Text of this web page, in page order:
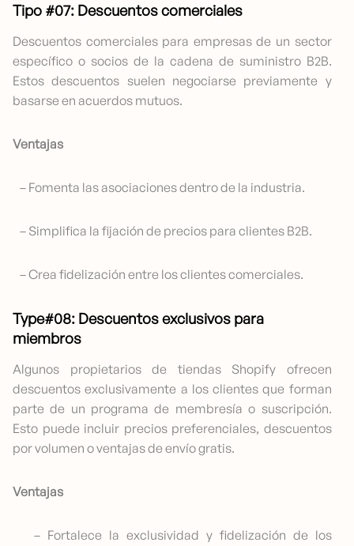
Tipo #07: Descuentos comerciales
Descuentos comerciales para empresas de un sector
específico o socios de la cadena de suministro B2B.
Estos descuentos suelen negociarse previamente y
basarse en acuerdos mutuos.
Ventajas
– Fomenta las asociaciones dentro de la industria.
– Simplifica la fijación de precios para clientes B2B.
– Crea fidelización entre los clientes comerciales.
Type#08: Descuentos exclusivos para
miembros
Algunos propietarios de tiendas Shopify ofrecen
descuentos exclusivamente a los clientes que forman
parte de un programa de membresía o suscripción.
Esto puede incluir precios preferenciales, descuentos
por volumen o ventajas de envío gratis.
Ventajas
– Fortalece la exclusividad y fidelización de los